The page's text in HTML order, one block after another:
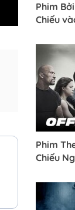
Phim
Chiếu
Phim
Chiếu